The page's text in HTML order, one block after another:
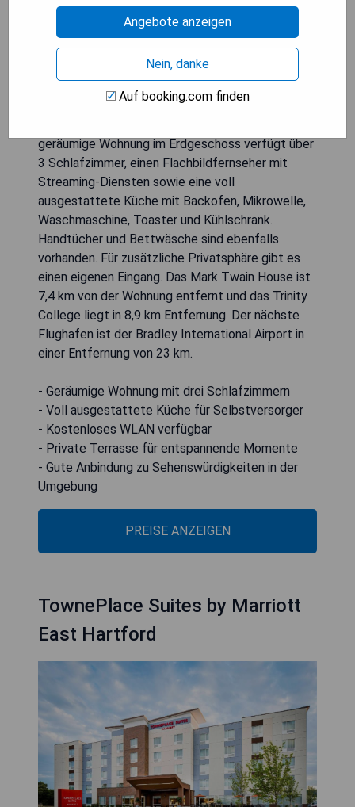
Wadsworth Atheneum entfernt. Es bietet
klimatisierte Unterkünfte mit einer Terrasse und
kostenfreiem WLAN. Die Unterkunft bietet einen
Blick auf den Garten und die Stadt und liegt 6,6
Nichtraucherobjekt liegt 6,1 km vom Bushnell
geräumige Wohnung im Erdgeschoss verfügt über
3 Schlafzimmer, einen Flachbildfernseher mit
Streaming-Diensten sowie eine voll
ausgestattete Küche mit Backofen, Mikrowelle,
Waschmaschine, Toaster und Kühlschrank.
Handtücher und Bettwäsche sind ebenfalls
vorhanden. Für zusätzliche Privatsphäre gibt es
einen eigenen Eingang. Das Mark Twain House ist
7,4 km von der Wohnung entfernt und das Trinity
College liegt in 8,9 km Entfernung. Der nächste
Flughafen ist der Bradley International Airport in
einer Entfernung von 23 km.
- Geräumige Wohnung mit drei Schlafzimmern
- Voll ausgestattete Küche für Selbstversorger
- Kostenloses WLAN verfügbar
- Private Terrasse für entspannende Momente
- Gute Anbindung zu Sehenswürdigkeiten in der
Umgebung
PREISE ANZEIGEN
TownePlace Suites by Marriott
East Hartford
Angebote anzeigen
Nein, danke
Auf booking.com finden